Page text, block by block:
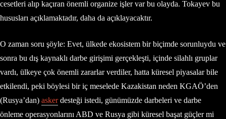
cesetleri alıp kaçıran önemli organize işler var bu olayda. Tokayev bu
hususları açıklamaktadır, daha da açıklayacaktır.
O zaman soru şöyle: Evet, ülkede ekosistem bir biçimde sorunluydu ve
sonra bu dış kaynaklı darbe girişimi gerçekleşti, içinde silahlı gruplar
vardı, ülkeye çok önemli zararlar verdiler, hatta küresel piyasalar bile
etkilendi, peki böylesi bir iç meselede Kazakistan neden KGAÖ’den
(Rusya’dan) askerdesteği istedi, günümüzde darbeleri ve darbe
önleme operasyonlarını ABD ve Rusya gibi küresel başat güçler mi